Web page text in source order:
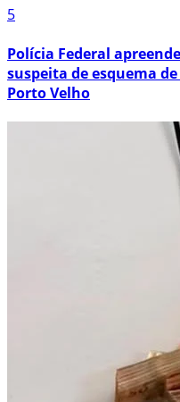
5
Polícia Federal
suspeita de esquema
Porto Velho